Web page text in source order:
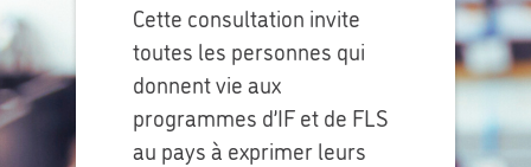
Cette consultation invite
toutes les personnes qui
donnent vie aux
programmes d’IF et de FLS
au pays à exprimer leurs